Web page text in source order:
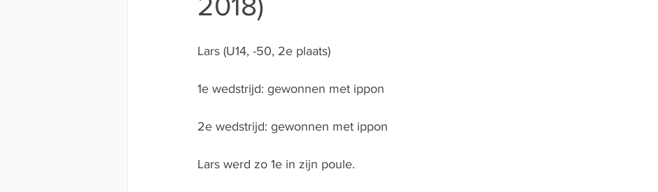
Lars (U14, -50, 2e plaats)
1e wedstrijd: gewonnen met ippon
2e wedstrijd: gewonnen met ippon
Lars werd zo 1e in zijn poule.